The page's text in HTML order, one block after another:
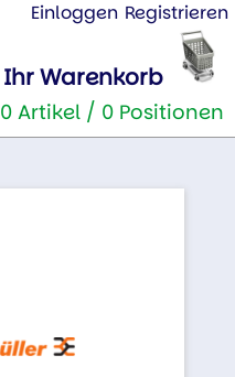
Einloggen Registrieren
Ihr Warenkorb
0 Artikel / 0 Positionen